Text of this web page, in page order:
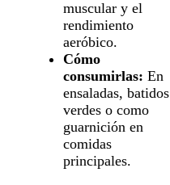
muscular y el
rendimiento
aeróbico.
Cómo
consumirlas: En
ensaladas, batidos
verdes o como
guarnición en
comidas
principales.